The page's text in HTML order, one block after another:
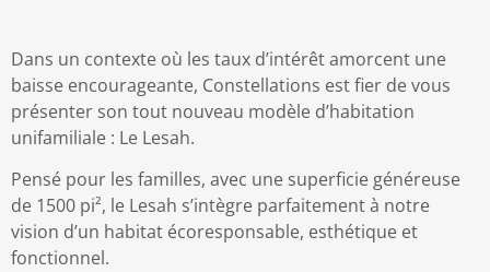
Dans un contexte où les taux d’intérêt amorcent une
baisse encourageante, Constellations est fier de vous
présenter son tout nouveau modèle d’habitation
unifamiliale : Le Lesah.
Pensé pour les familles, avec une superficie généreuse
de 1500 pi², le Lesah s’intègre parfaitement à notre
vision d’un habitat écoresponsable, esthétique et
fonctionnel.